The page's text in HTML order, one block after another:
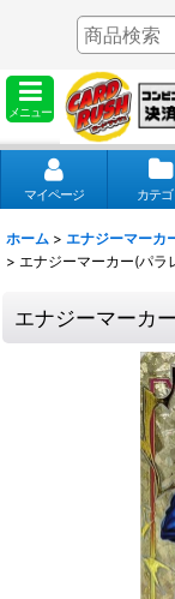
メニュー
マイページ カテゴ
ホーム > エナジーマーカ
> エナジーマーカー(パ
エナジーマーカ